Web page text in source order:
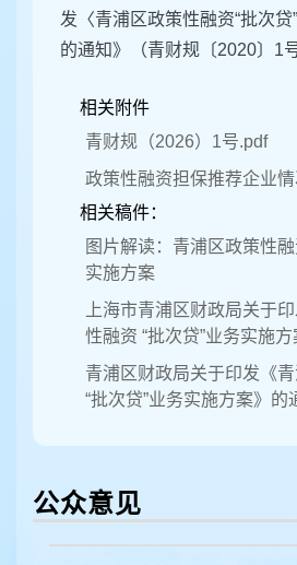
发〈青浦区政策性融资“批次贷
的通知》（青财规〔2020〕1
相关附件
青财规（2026）1号.pdf
政策性融资担保推荐企业
相关稿件：
图片解读：青浦区政策性融
实施方案
上海市青浦区财政局关于
性融资 “批次贷”业务实施
青浦区财政局关于印发《
“批次贷”业务实施方案》的
公众意见